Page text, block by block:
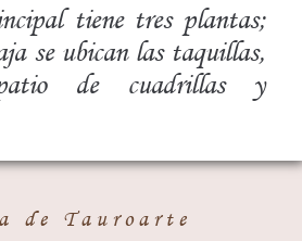
tiene tres plantas;
se ubican las taquillas,
de cuadrillas y
de Tauroarte